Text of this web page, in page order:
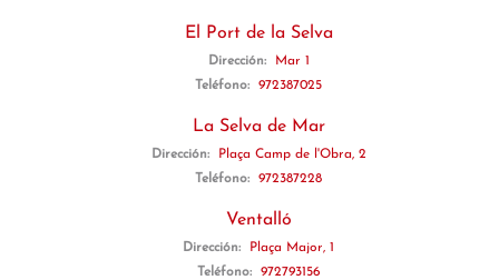
El Port de la Selva
Dirección:
Mar 1
Teléfono:
972387025
La Selva de Mar
Dirección:
Plaça Camp de l'Obra, 2
Teléfono:
972387228
Ventalló
Dirección:
Plaça Major, 1
Teléfono:
972793156